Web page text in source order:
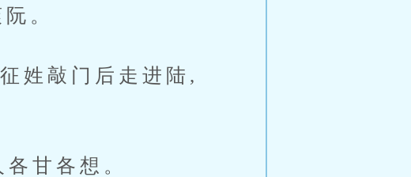
。
姓敲门后走进陆,
甘各想。